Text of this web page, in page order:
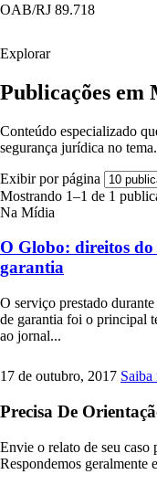
OAB/RJ 89.718
Explorar
Publicações em
Conteúdo especializado
segurança jurídica no tema.
Exibir por página
Mostrando 1–1 de 1
Na Mídia
O Globo: direitos do
garantia
O serviço prestado
de garantia foi o principal
ao jornal...
17 de outubro, 2017 Saiba
Precisa De
Envie o relato de seu caso
Respondemos geralmente